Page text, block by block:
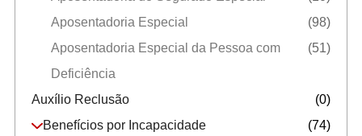
Aposentadoria Especial
(98)
Aposentadoria Especial da Pessoa com
Deficiência
(51)
Auxílio Reclusão
(0)
Benefícios por Incapacidade
(74)